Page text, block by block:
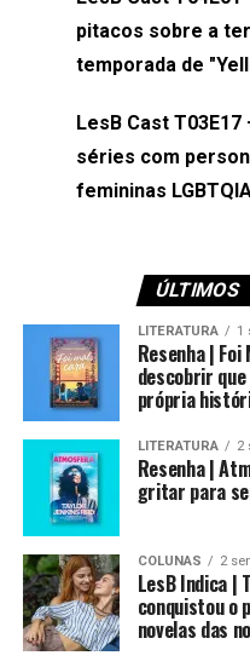
(⁠⁠⁠⁠@brunarfentanes⁠⁠⁠⁠) e
Naiady Machado
pitacos sobre a
temporada de
LesB Cast
séries com
femininas
ÚLTIMOS
LITERATURA 1
Resenha |
descobrir
própria
LITERATURA 2
Resenha |
gritar para
COLUNAS 2
LesB Indica |
conquistou o
novelas das